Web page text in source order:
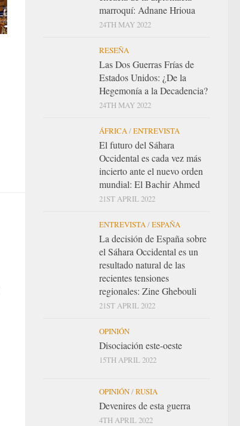
marroquí: Adnane Hrioua
24TH MAY 2022
RESEÑA
Las Dos Guerras Frías de
Estados Unidos: ¿De la
Hegemonía a la Decadencia?
24TH MAY 2022
ÁFRICA/ENTREVISTA
El futuro del Sáhara
Occidental es cada vez más
incierto ante el nuevo orden
mundial: El Bachir Ahmed
21ST APRIL 2022
ENTREVISTA/ESPAÑA
La decisión de España sobre
el Sáhara Occidental es un
resultado natural de las
recientes tensiones
regionales: Zine Ghebouli
21ST APRIL 2022
OPINIÓN
Disociación este-oeste
15TH APRIL 2022
OPINIÓN/RUSIA
Devenires de esta guerra
4TH APRIL 2022